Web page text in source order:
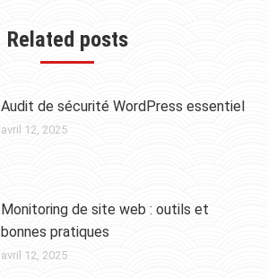
Related posts
Audit de sécurité WordPress essentiel
avril 12, 2025
Monitoring de site web : outils et
bonnes pratiques
avril 12, 2025